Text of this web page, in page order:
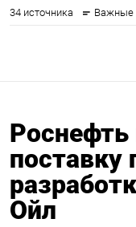
поставку
Ойл